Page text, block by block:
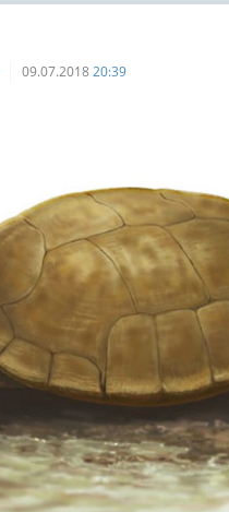
09.07.2018 20:39